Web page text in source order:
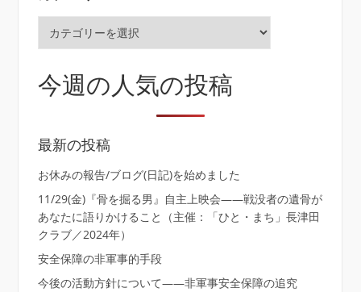
リ
ー
今週の人気の投稿
最新の投稿
お休みの報告/ブログ(日記)を始めました
11/29(金)『骨を掘る男』自主上映会――戦没者の遺骨が
あなたに語りかけること（主催：「ひと・まち」長津田
クラブ／2024年）
安全保障の非軍事的手段
今後の活動方針について――非軍事安全保障の追究